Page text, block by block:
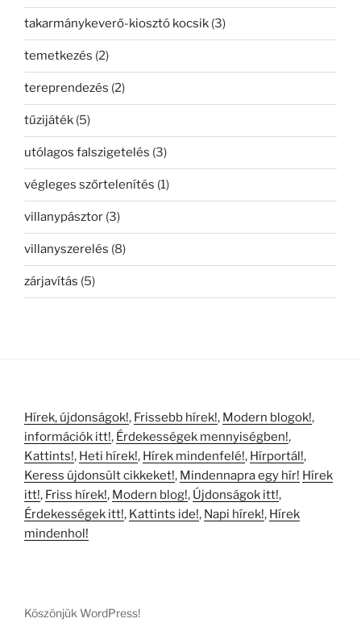
takarmánykeverő-kiosztó kocsik (3)
temetkezés (2)
tereprendezés (2)
tűzijáték (5)
utólagos falszigetelés (3)
végleges szőrtelenítés (1)
villanypásztor (3)
villanyszerelés (8)
zárjavítás (5)
Hírek, újdonságok!, Frissebb hírek!, Modern blogok!,
információk itt!, Érdekességek mennyiségben!,
Kattints!, Heti hírek!, Hírek mindenfelé!, Hírportál!,
Keress újdonsült cikkeket!, Mindennapra egy hír! Hírek
itt!, Friss hírek!, Modern blog!, Újdonságok itt!,
Érdekességek itt!, Kattints ide!, Napi hírek!, Hírek
mindenhol!
Köszönjük WordPress!